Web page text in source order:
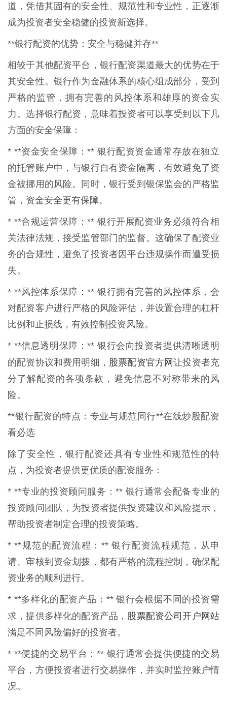
道，凭借其固有的安全性、规范性和专业性，正逐渐
成为投资者安全稳健的投资新选择。
**银行配资的优势：安全与稳健并存**
相较于其他配资平台，银行配资渠道最大的优势在于
其安全性。银行作为金融体系的核心组成部分，受到
严格的监管，拥有完善的风控体系和雄厚的资金实
力。选择银行配资，意味着投资者可以享受到以下几
方面的安全保障：
* **资金安全保障：** 银行配资资金通常存放在独立
的托管账户中，与银行自有资金隔离，有效避免了资
金被挪用的风险。同时，银行受到银保监会的严格监
管，资金安全更有保障。
* **合规运营保障：** 银行开展配资业务必须符合相
关法律法规，接受监管部门的监督。这确保了配资业
务的合规性，避免了投资者因平台违规操作而遭受损
失。
* **风控体系保障：** 银行拥有完善的风控体系，会
对配资客户进行严格的风险评估，并设置合理的杠杆
比例和止损线，有效控制投资风险。
* **信息透明保障：** 银行会向投资者提供清晰透明
的配资协议和费用明细， 股票配资官方网让投资者充
分了解配资的各项条款，避免信息不对称带来的风
险。
**银行配资的特点：专业与规范同行**在线炒股配资
看必选
除了安全性，银行配资还具有专业性和规范性的特
点，为投资者提供更优质的配资服务：
* **专业的投资顾问服务：** 银行通常会配备专业的
投资顾问团队，为投资者提供投资建议和风险提示，
帮助投资者制定合理的投资策略。
* **规范的配资流程：** 银行配资流程规范，从申
请、审核到资金划拨，都有严格的流程控制，确保配
资业务的顺利进行。
* **多样化的配资产品：** 银行会根据不同的投资需
求，提供多样化的配资产品， 股票配资公司开户网站
满足不同风险偏好的投资者。
* **便捷的交易平台：** 银行通常会提供便捷的交易
平台，方便投资者进行交易操作，并实时监控账户情
况。